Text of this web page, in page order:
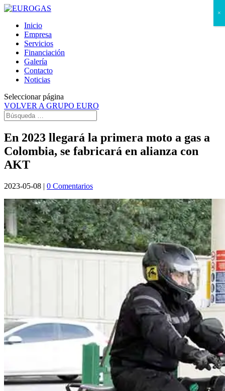
Inicio
Empresa
Servicios
Financiación
Galería
Contacto
Noticias
Seleccionar página
VOLVER A GRUPO EURO
En 2023 llegará la primera moto a gas a
Colombia, se fabricará en alianza con
AKT
2023-05-08 | 0 Comentarios
×